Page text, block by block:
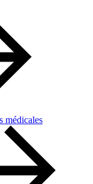
médicales